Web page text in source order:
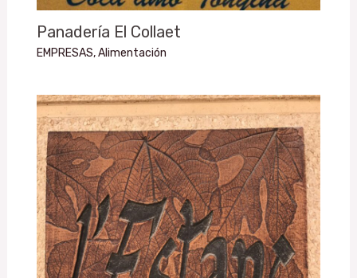
Panadería El Collaet
EMPRESAS,Alimentación